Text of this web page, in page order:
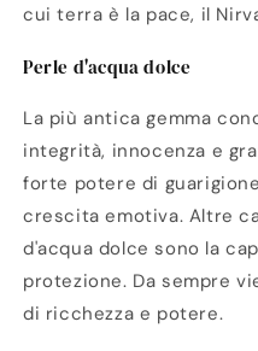
cui terra è la pace, il
Perle d'acqua dolce
La più antica gemma
integrità, innocenza e
forte potere di
crescita emotiva. Altre
d'acqua dolce sono la
protezione. Da sempre
di ricchezza e potere.